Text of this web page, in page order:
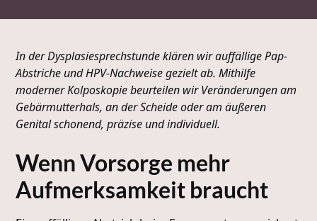
In der Dysplasiesprechstunde klären wir auffällige Pap-
Abstriche und HPV-Nachweise gezielt ab. Mithilfe
moderner Kolposkopie beurteilen wir Veränderungen am
Gebärmutterhals, an der Scheide oder am äußeren
Genital schonend, präzise und individuell.
Wenn Vorsorge mehr
Aufmerksamkeit braucht